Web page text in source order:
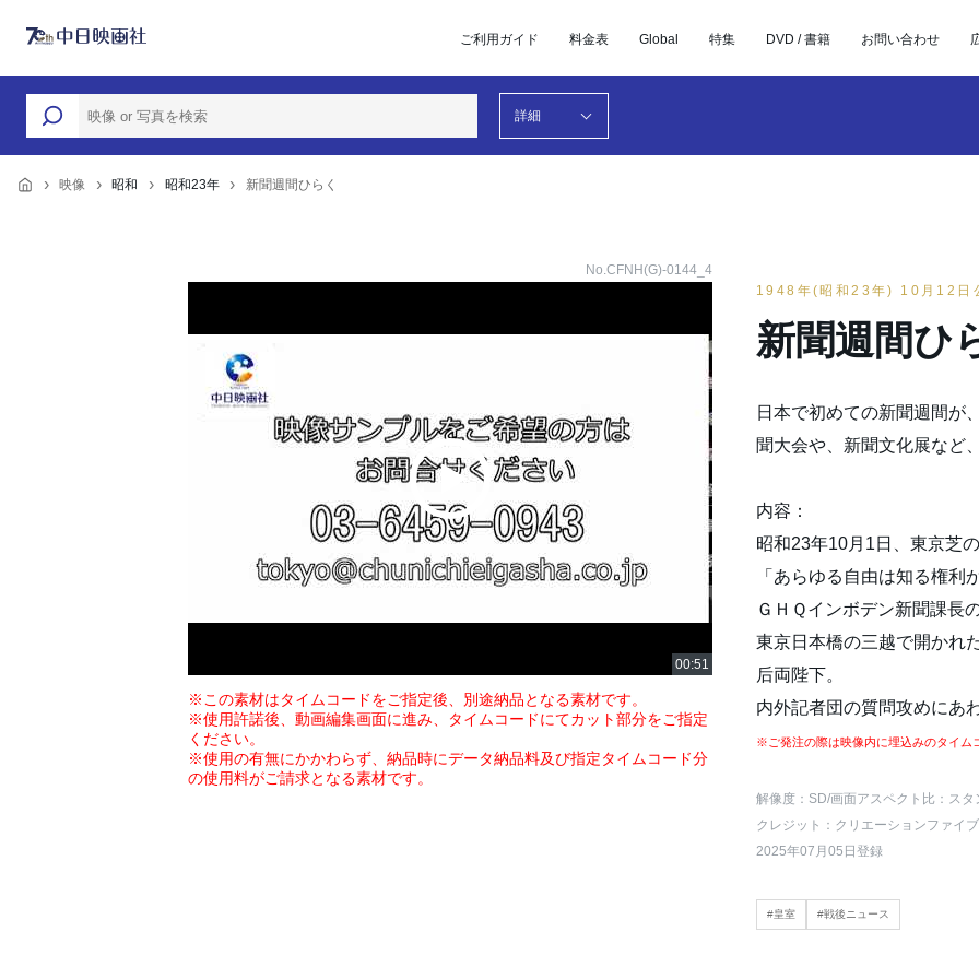
ご利用ガイド 料金表 Global 特集 DVD / 書籍 お問い合わせ
詳細
映像 昭和 昭和23年 新聞週間ひらく
No.CFNH(G)-0144_4
※この素材はタイムコードをご指定後、別途納品となる素材です。
※使用許諾後、動画編集画面に進み、タイムコードにてカット部分をご指定
ください。
※使用の有無にかかわらず、納品時にデータ納品料及び指定タイムコード分
の使用料がご請求となる素材です。
1948年(昭和23年) 10月12日
新聞週間ひ
日本で初めての新聞週間が
聞大会や、新聞文化展など
内容：
昭和23年10月1日、東京芝
「あらゆる自由は知る権利
ＧＨＱインボデン新聞課長
東京日本橋の三越で開かれ
后両陛下。
内外記者団の質問攻めにあ
※ご発注の際は映像内に埋込みのタイム
解像度：SD/画面アスペクト比：スタ
クレジット：クリエーションファイ
2025年07月05日登録
#皇室 #戦後ニュース